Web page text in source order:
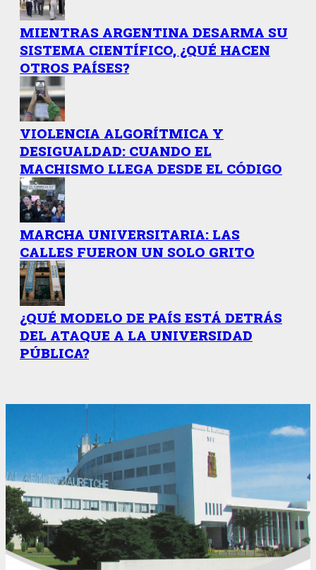
MIENTRAS ARGENTINA DESARMA SU
SISTEMA CIENTÍFICO, ¿QUÉ HACEN
OTROS PAÍSES?
VIOLENCIA ALGORÍTMICA Y
DESIGUALDAD: CUANDO EL
MACHISMO LLEGA DESDE EL CÓDIGO
MARCHA UNIVERSITARIA: LAS
CALLES FUERON UN SOLO GRITO
¿QUÉ MODELO DE PAÍS ESTÁ DETRÁS
DEL ATAQUE A LA UNIVERSIDAD
PÚBLICA?